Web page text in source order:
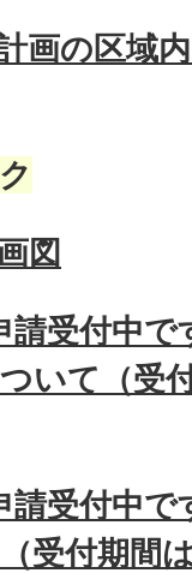
画の区域
図
請受付中
いて（受
請受付中
受付期間